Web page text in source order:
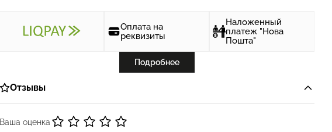
Оплата на
реквизиты
Наложенный
платеж "Нова
Пошта"
Подробнее
Отзывы
Ваша оценка